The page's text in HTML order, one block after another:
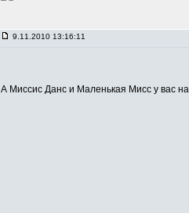
9.11.2010 13:16:11
А Миссис Данс и Маленькая Мисс у вас